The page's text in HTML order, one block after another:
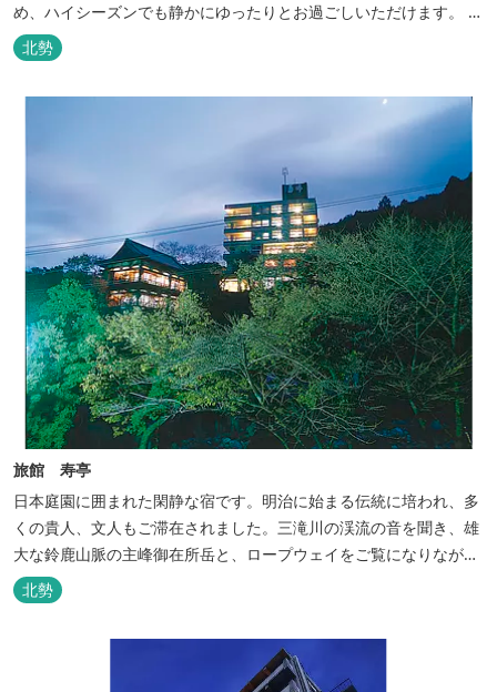
め、ハイシーズンでも静かにゆったりとお過ごしいただけます。 自
慢の大浴場からは、雄大な御在所岳を背に、御在所ロープウェイが
望めます。季節ごとに表情を変える湯の山の自然と対話しながら至
極のひとときをどうぞ。
北勢
旅館 寿亭
日本庭園に囲まれた閑静な宿です。明治に始まる伝統に培われ、多
くの貴人、文人もご滞在されました。三滝川の渓流の音を聞き、雄
大な鈴鹿山脈の主峰御在所岳と、ロープウェイをご覧になりながら
お入りいただく露天風呂は気持ちがいいです。 また、庭園にある昭
和初期の離れの客間を改装した貸切風呂（６タイプ）はレトロクラ
シカルな雰囲気でみなさまに好評をいただいております。夕食は部
北勢